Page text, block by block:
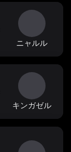
ニャルル
キンガゼル